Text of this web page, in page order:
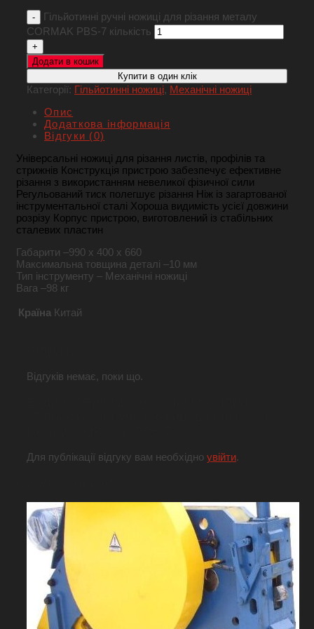
Гільйотинні ручні ножиці для різання металу
CORMAK PBS-7 кількість
Додати в кошик
Купити в один клік
Категорії: Гільйотинні ножиці, Механічні ножиці
Опис
Додаткова інформація
Відгуки (0)
Універсальні ножиці для різання листів, профілів та
стрижнів Конструкція пристрою забезпечує ефективне
різання з використанням невеликої фізичної сили
Регульований тиск полегшує різання Ніж із загартованої
інструментальної сталі Хороша видимість усієї довжини
розрізу Корпус пристрою, виготовлений із стабільних
сталевих пластин
Габарити –990 х 400 х 660
Максимальна товщина деталі –10 мм
Тип інструменту – Механічні ножиці
Вага –98 кг
Країна Китай
Відгуків немає, поки що.
Для публікації відгуку вам необхідно увійти.